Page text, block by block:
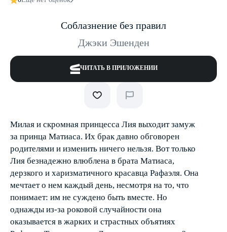
Соблазнение без правил
Джэки Эшенден
ЧИТАТЬ В ПРИЛОЖЕНИИ
Милая и скромная принцесса Лия выходит замуж
за принца Матиаса. Их брак давно обговорен
родителями и изменить ничего нельзя. Вот только
Лия безнадежно влюблена в брата Матиаса,
дерзкого и харизматичного красавца Рафаэля. Она
мечтает о нем каждый день, несмотря на то, что
понимает: им не суждено быть вместе. Но
однажды из-за роковой случайности она
оказывается в жарких и страстных объятиях